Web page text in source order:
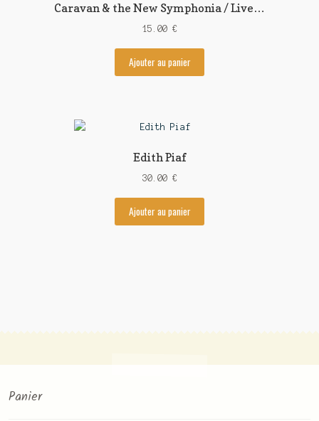
Caravan & the New Symphonia / Live…
15.00 €
Ajouter au panier
Edith Piaf
30.00 €
Ajouter au panier
Panier